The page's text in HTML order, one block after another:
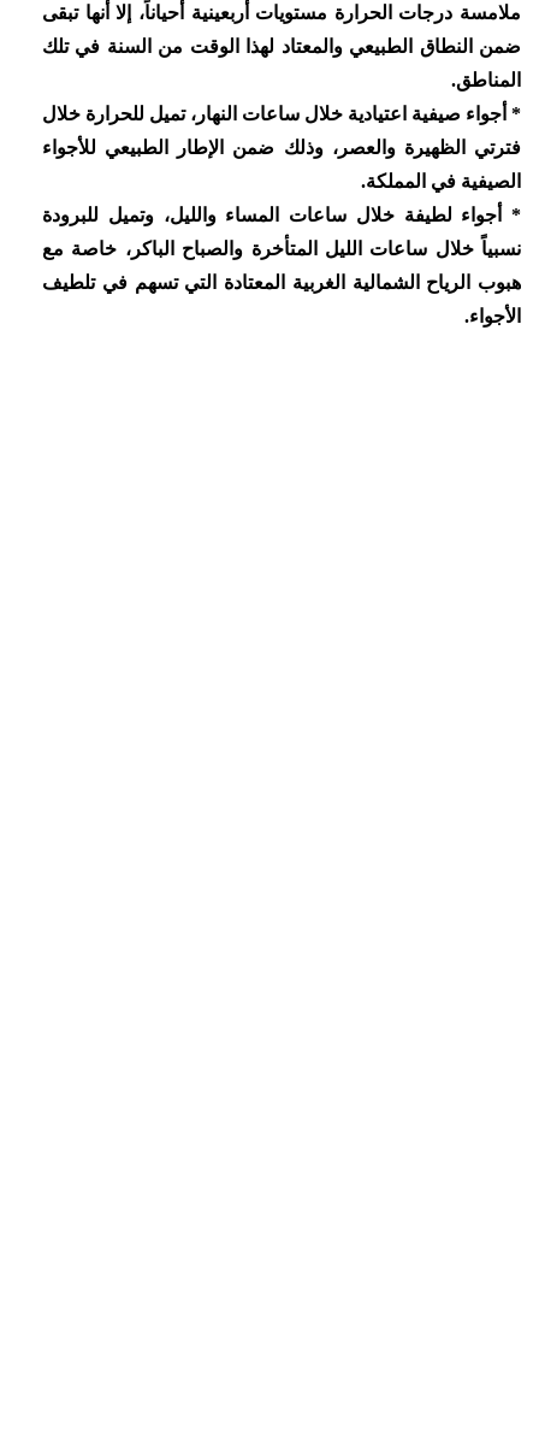
ملامسة درجات الحرارة مستويات أربعينية أحياناً، إلا أنها تبقى
ضمن النطاق الطبيعي والمعتاد لهذا الوقت من السنة في تلك
المناطق.
* أجواء صيفية اعتيادية خلال ساعات النهار، تميل للحرارة خلال
فترتي الظهيرة والعصر، وذلك ضمن الإطار الطبيعي للأجواء
الصيفية في المملكة.
* أجواء لطيفة خلال ساعات المساء والليل، وتميل للبرودة
نسبياً خلال ساعات الليل المتأخرة والصباح الباكر، خاصة مع
هبوب الرياح الشمالية الغربية المعتادة التي تسهم في تلطيف
الأجواء.